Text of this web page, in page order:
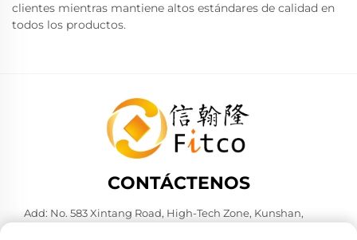
clientes mientras mantiene altos estándares de calidad en
todos los productos.
CONTÁCTENOS
Add: No. 583 Xintang Road, High-Tech Zone, Kunshan,